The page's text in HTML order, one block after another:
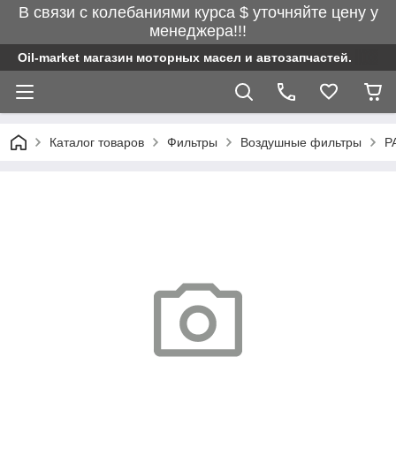
В связи с колебаниями курса $ уточняйте цену у
менеджера!!!
Oil-market магазин моторных масел и автозапчастей.
Каталог товаров Фильтры Воздушные фильтры